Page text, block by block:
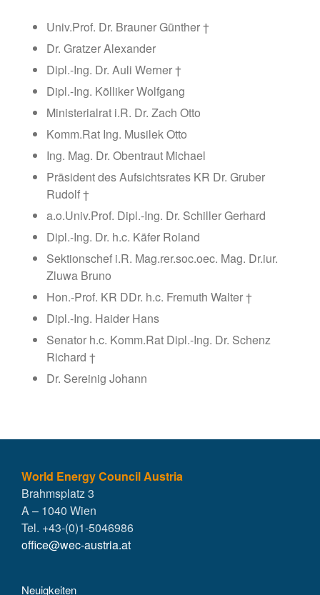
Univ.Prof. Dr. Brauner Günther †
Dr. Gratzer Alexander
Dipl.-Ing. Dr. Auli Werner †
Dipl.-Ing. Kölliker Wolfgang
Ministerialrat i.R. Dr. Zach Otto
Komm.Rat Ing. Musilek Otto
Ing. Mag. Dr. Obentraut Michael
Präsident des Aufsichtsrates KR Dr. Gruber
Rudolf †
a.o.Univ.Prof. Dipl.-Ing. Dr. Schiller Gerhard
Dipl.-Ing. Dr. h.c. Käfer Roland
Sektionschef i.R. Mag.rer.soc.oec. Mag. Dr.iur.
Zluwa Bruno
Hon.-Prof. KR DDr. h.c. Fremuth Walter †
Dipl.-Ing. Haider Hans
Senator h.c. Komm.Rat Dipl.-Ing. Dr. Schenz
Richard †
Dr. Sereinig Johann
World Energy Council Austria
Brahmsplatz 3
A – 1040 Wien
Tel. +43-(0)1-5046986
office@wec-austria.at
Neuigkeiten